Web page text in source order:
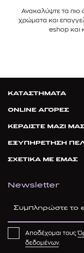
Ανακαλύψτε τα πιο
χρώματα και
eshop και
ΚΑΤΑΣΤΗΜΑΤΑ
ONLINE ΑΓΟΡΕΣ
ΚΕΡΔΙΣΤΕ ΜΑΖΙ
ΕΞΥΠΗΡΕΤΗΣΗ
ΣΧΕΤΙΚΑ ΜΕ ΕΜΑΣ
Newsletter
Αποδέχομαι τους
δεδομένων.